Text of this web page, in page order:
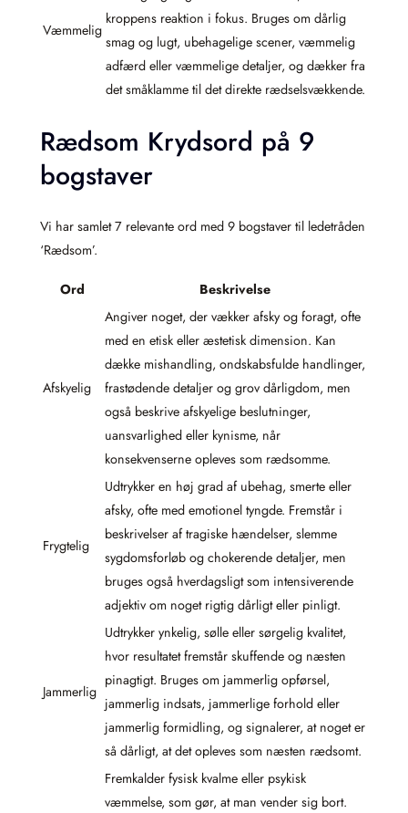
Væmmelig
kroppens reaktion i fokus. Bruges om dårlig
smag og lugt, ubehagelige scener, væmmelig
adfærd eller væmmelige detaljer, og dækker fra
det småklamme til det direkte rædselsvækkende.
Rædsom Krydsord på 9
bogstaver
Vi har samlet 7 relevante ord med 9 bogstaver til ledetråden
‘Rædsom’.
Ord Beskrivelse
Afskyelig
Angiver noget, der vækker afsky og foragt, ofte
med en etisk eller æstetisk dimension. Kan
dække mishandling, ondskabsfulde handlinger,
frastødende detaljer og grov dårligdom, men
også beskrive afskyelige beslutninger,
uansvarlighed eller kynisme, når
konsekvenserne opleves som rædsomme.
Frygtelig
Udtrykker en høj grad af ubehag, smerte eller
afsky, ofte med emotionel tyngde. Fremstår i
beskrivelser af tragiske hændelser, slemme
sygdomsforløb og chokerende detaljer, men
bruges også hverdagsligt som intensiverende
adjektiv om noget rigtig dårligt eller pinligt.
Jammerlig
Udtrykker ynkelig, sølle eller sørgelig kvalitet,
hvor resultatet fremstår skuffende og næsten
pinagtigt. Bruges om jammerlig opførsel,
jammerlig indsats, jammerlige forhold eller
jammerlig formidling, og signalerer, at noget er
så dårligt, at det opleves som næsten rædsomt.
Fremkalder fysisk kvalme eller psykisk
væmmelse, som gør, at man vender sig bort.